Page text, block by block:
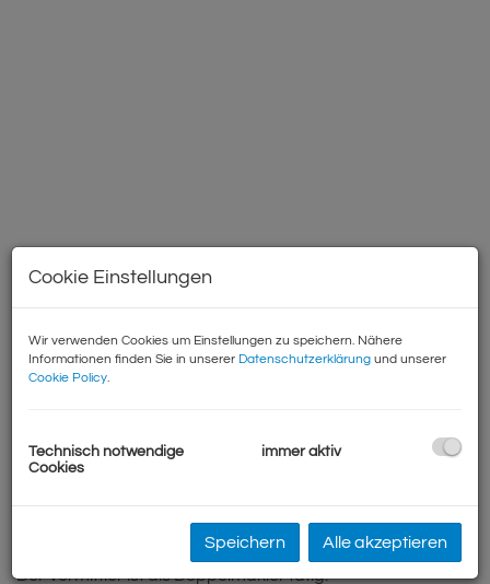
Beschreibung
wirtschaftliches Naheverhältnis besteht.
Der Vermittler ist als Doppelmakler tätig.
Cookie Einstellungen
Wir verwenden Cookies um Einstellungen zu speichern. Nähere
Informationen finden Sie in unserer Datenschutzerklärung und unserer
Cookie Policy.
Technisch notwendige
Cookies
immer aktiv
Speichern Alle akzeptieren